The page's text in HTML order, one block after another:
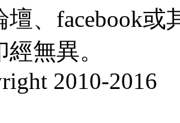
壇、facebook
無異。
2010-2016